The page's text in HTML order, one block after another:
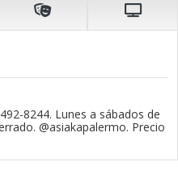
8244. Lunes a sábados de
@asiakapalermo. Precio